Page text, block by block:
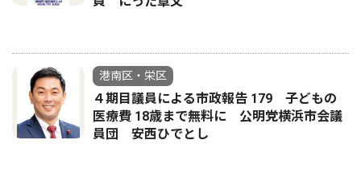
港南区・栄区
４期目議員による市政報告 179 子どもの
医療費 18歳まで無料に 公明党横浜市会議
員団 安西ひでとし